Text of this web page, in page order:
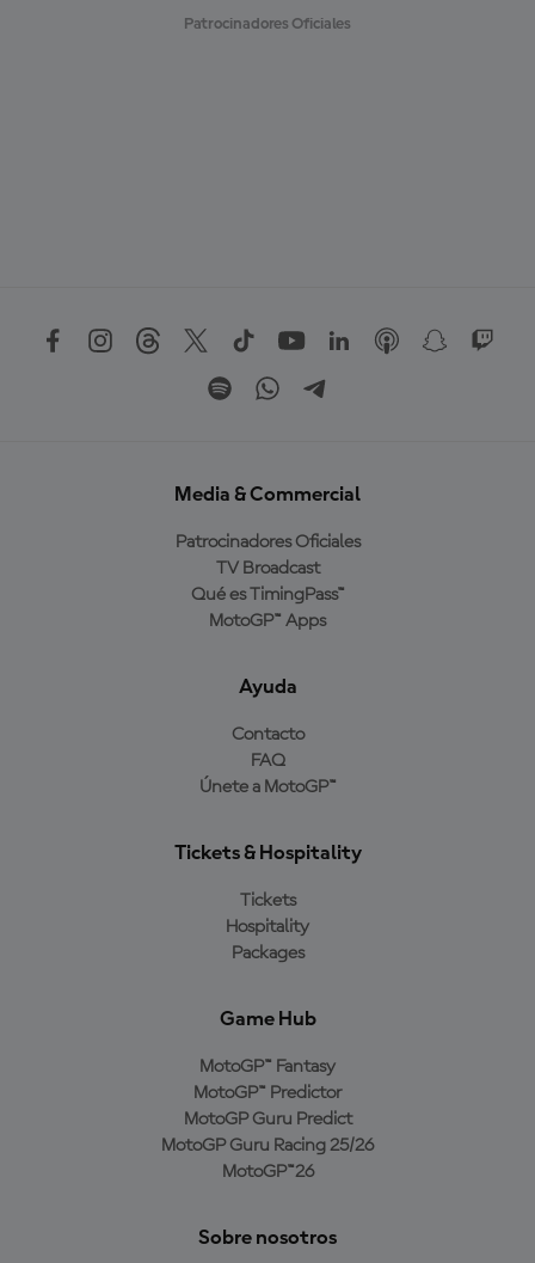
Patrocinadores Oficiales
Media & Commercial
Patrocinadores Oficiales
TV Broadcast
Qué es TimingPass™
MotoGP™ Apps
Ayuda
Contacto
FAQ
Únete a MotoGP™
Tickets & Hospitality
Tickets
Hospitality
Packages
Game Hub
MotoGP™ Fantasy
MotoGP™ Predictor
MotoGP Guru Predict
MotoGP Guru Racing 25/26
MotoGP™26
Sobre nosotros